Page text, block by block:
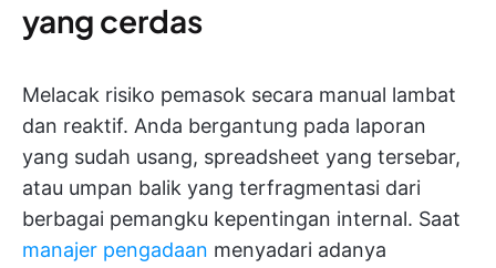
yang cerdas
Melacak risiko pemasok secara manual lambat
dan reaktif. Anda bergantung pada laporan
yang sudah usang, spreadsheet yang tersebar,
atau umpan balik yang terfragmentasi dari
berbagai pemangku kepentingan internal. Saat
manajer pengadaan menyadari adanya